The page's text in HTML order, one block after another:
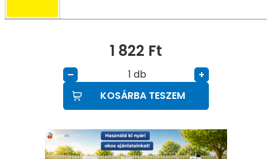
1 822 Ft
– db
+
KOSÁRBA TESZEM